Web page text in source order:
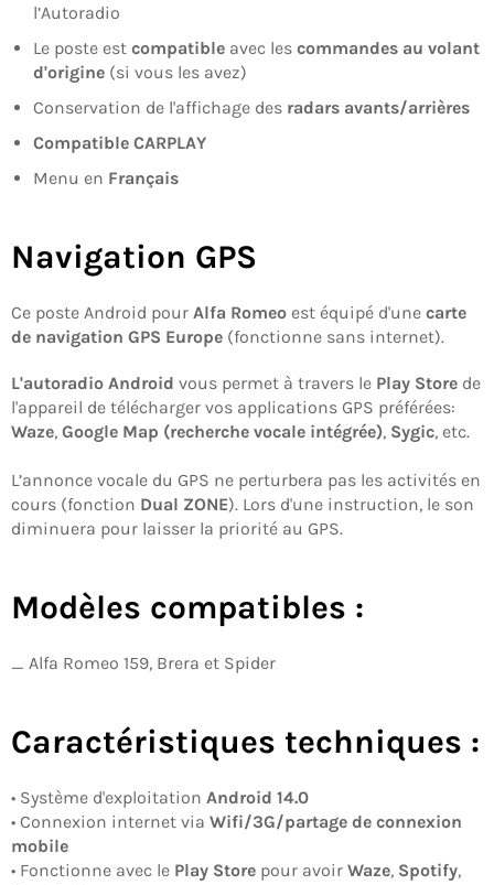
l’Autoradio
Le poste est compatible avec les commandes au volant
d'origine (si vous les avez)
Conservation de l'affichage des radars avants/arrières
Compatible CARPLAY
Menu en Français
Navigation GPS
Ce poste Android pour Alfa Romeo est équipé d'une carte
de navigation GPS Europe (fonctionne sans internet).
L'autoradio Android vous permet à travers le Play Store de
l'appareil de télécharger vos applications GPS préférées:
Waze, Google Map (recherche vocale intégrée), Sygic, etc.
L’annonce vocale du GPS ne perturbera pas les activités en
cours (fonction Dual ZONE). Lors d'une instruction, le son
diminuera pour laisser la priorité au GPS.
Modèles compatibles :
_ Alfa Romeo 159, Brera et Spider
Caractéristiques techniques :
• Système d'exploitation Android 14.0
• Connexion internet via Wifi/3G/partage de connexion
mobile
• Fonctionne avec le Play Store pour avoir Waze, Spotify,